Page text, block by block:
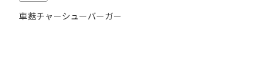
車麩チャーシューバーガー